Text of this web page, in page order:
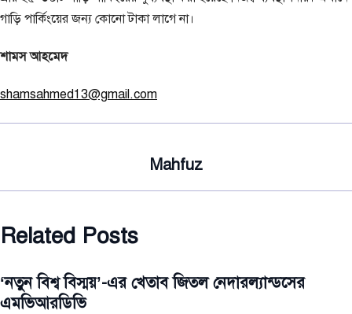
গাড়ি পার্কিংয়ের জন্য কোনো টাকা লাগে না।
শামস আহমেদ
shamsahmed13@gmail.com
Mahfuz
Related Posts
চিত্র
বিচিত্র
‘নতুন বিশ্ব বিস্ময়’-এর খেতাব জিতল নেদারল্যান্ডসের
এমভিআরডিভি